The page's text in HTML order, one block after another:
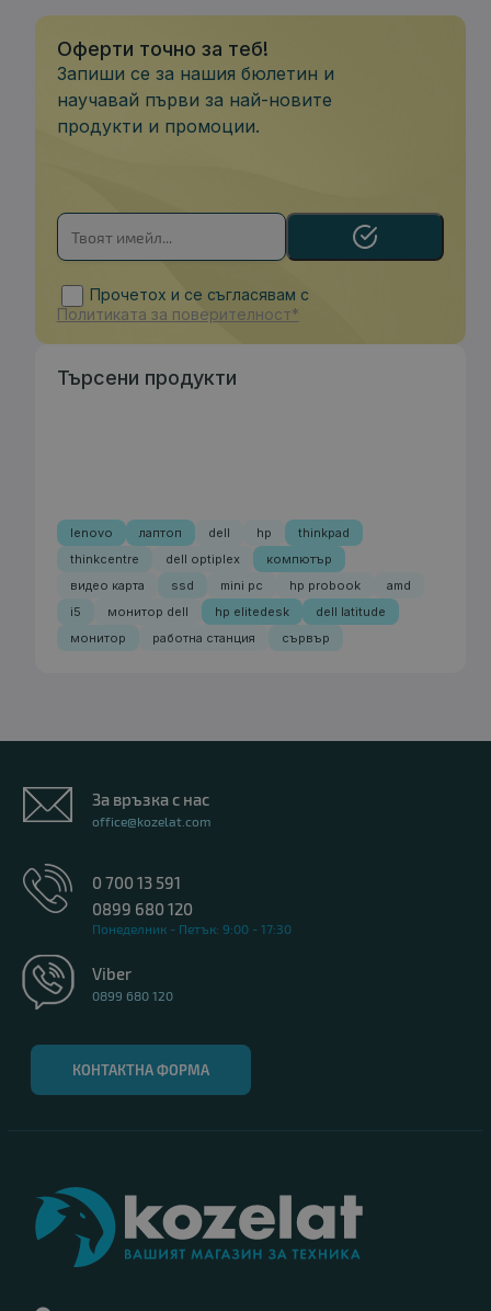
Оферти точно за теб!
Запиши се за нашия бюлетин и
научавай първи за най-новите
продукти и промоции.
Прочетох и се съгласявам с
Политиката за поверителност*
Търсени продукти
lenovo лаптоп dell hp
thinkpad
thinkcentre
dell optiplex
компютър
видео карта
ssd mini pc hp probook
amd
i5
монитор dell hp elitedesk
dell latitude
монитор
работна станция сървър
За връзка с нас
office@kozelat.com
0 700 13 591
0899 680 120
Понеделник - Петък: 9:00 - 17:30
Viber
0899 680 120
КОНТАКТНА ФОРМА